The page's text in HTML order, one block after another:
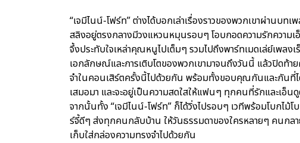
“เจมีไนน์-โฟร์ท” ต่างได้บอกเล่าเรื่องราวของพวกเขาผ่านบท
สลิงอยู่ตรงกลางมีวงแหวนหมุนรอบๆ โอบกอดความรักความ
จึ้งประทับใจเหล่าคุณหนูไปเต็มๆ รวมไปถึงพาร์ทเมดเล่ย์เพลง
เอกลักษณ์และการเติบโตของพวกเขามาจนถึงวันนี้ แล้วปิดท้
จำในคอนเสิร์ตครั้งนี้ไปด้วยกัน พร้อมทั้งขอบคุณกันและกันที่
เสมอมา และจะอยู่เป็นความสดใสให้แฟนๆ ทุกคนที่รักและเ
จากนั้นทั้ง “เจมีไนน์-โฟร์ท” ก็ได้วิ่งไปรอบๆ เวทีพร้อมโบกไ
ร์จี้ดีๆ ส่งทุกคนกลับบ้าน ให้วันธรรมดาของใครหลายๆ คนกล
เก็บใส่กล่องความทรงจำไปด้วยกัน